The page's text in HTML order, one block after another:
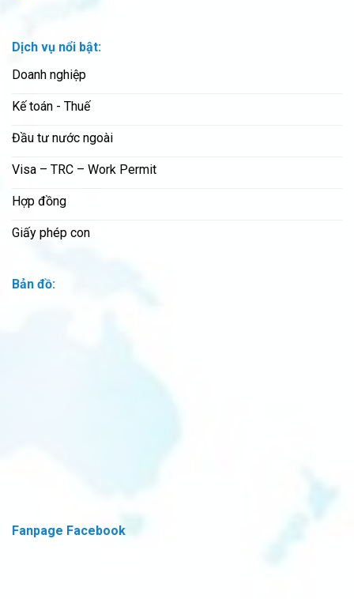
Dịch vụ nổi bật:
Doanh nghiệp
Kế toán - Thuế
Đầu tư nước ngoài
Visa – TRC – Work Permit
Hợp đồng
Giấy phép con
Bản đồ:
Fanpage Facebook